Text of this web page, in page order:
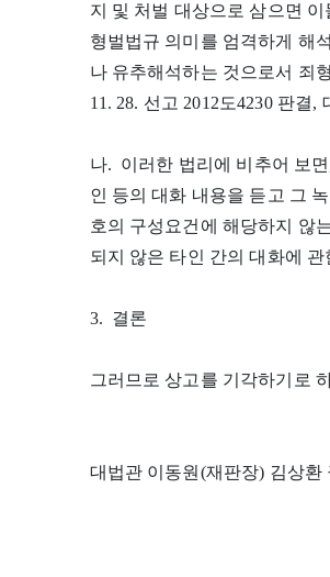
지 및 처벌 대상으로 삼으면
형벌법규 의미를 엄격하게 해
나 유추해석하는 것으로서 죄
11. 28. 선고 2012도4230 판결,
나. 이러한 법리에 비추어 보
인 등의 대화 내용을 듣고 그
호의 구성요건에 해당하지 않
되지 않은 타인 간의 대화에
3. 결론
그러므로 상고를 기각하기로
대법관 이동원(재판장) 김상환